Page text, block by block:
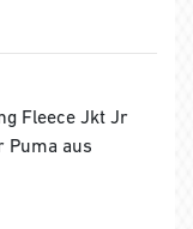
Fleece Jkt Jr
Puma aus